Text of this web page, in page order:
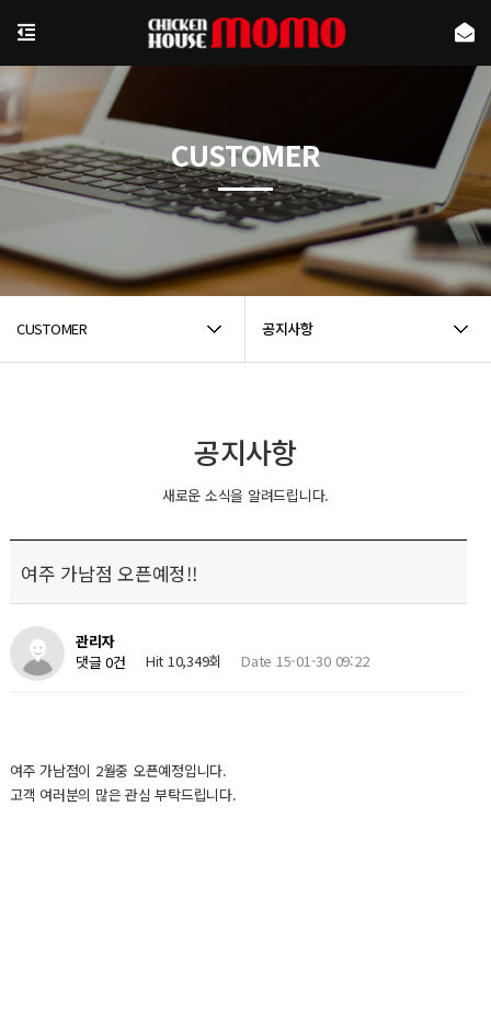
CUSTOMER 공지사항
CUSTOMER
공지사항
새로운 소식을 알려드립니다.
여주 가남점 오픈예정!!
관리자
댓글 0건
Hit 10,349회 Date 15-01-30 09:22
여주 가남점이 2월중 오픈예정입니다.
고객 여러분의 많은 관심 부탁드립니다.